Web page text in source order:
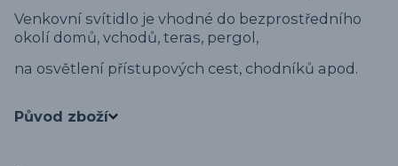
Venkovní svítidlo je vhodné do bezprostředního
okolí domů, vchodů, teras, pergol,
na osvětlení přístupových cest, chodníků apod.
Původ zboží